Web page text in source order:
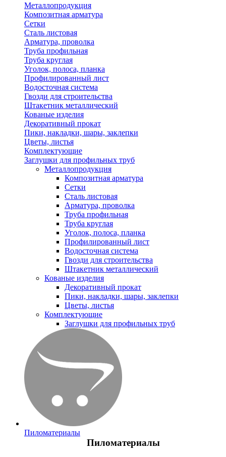
Металлопродукция
Композитная арматура
Сетки
Сталь листовая
Арматура, проволка
Труба профильная
Труба круглая
Уголок, полоса, планка
Профилированный лист
Водосточная система
Гвозди для строительства
Штакетник металлический
Кованые изделия
Декоративный прокат
Пики, накладки, шары, заклепки
Цветы, листья
Комплектующие
Заглушки для профильных труб
Металлопродукция
Композитная арматура
Сетки
Сталь листовая
Арматура, проволка
Труба профильная
Труба круглая
Уголок, полоса, планка
Профилированный лист
Водосточная система
Гвозди для строительства
Штакетник металлический
Кованые изделия
Декоративный прокат
Пики, накладки, шары, заклепки
Цветы, листья
Комплектующие
Заглушки для профильных труб
Пиломатериалы
Пиломатериалы